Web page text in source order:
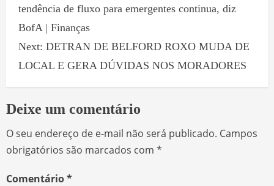
tendência de fluxo para emergentes continua, diz
BofA | Finanças
Next: DETRAN DE BELFORD ROXO MUDA DE
LOCAL E GERA DÚVIDAS NOS MORADORES
Deixe um comentário
O seu endereço de e-mail não será publicado. Campos
obrigatórios são marcados com *
Comentário*